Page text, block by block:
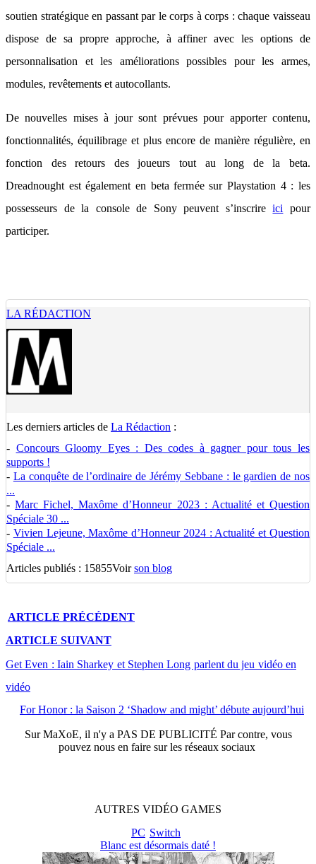
soutien stratégique en passant par le corps à corps : chaque vaisseau
dispose de sa propre approche, à affiner avec les options de
personnalisation et les améliorations possibles pour les armes,
modules, revêtements et autocollants.
De nouvelles mises à jour sont prévues pour apporter contenu,
fonctionnalités, équilibrage et plus encore de manière régulière, en
fonction des retours des joueurs tout au long de la beta.
Dreadnought est également en beta fermée sur Playstation 4 : les
possesseurs de la console de Sony peuvent s’inscrireici pour
participer.
LA RÉDACTION
Les derniers articles de La Rédaction :
- Concours Gloomy Eyes : Des codes à gagner pour tous les
supports !
- La conquête de l’ordinaire de Jérémy Sebbane : le gardien de nos
...
-Marc Fichel, Maxôme d’Honneur 2023 : Actualité et Question
Spéciale 30 ...
- Vivien Lejeune, Maxôme d’Honneur 2024 : Actualité et Question
Spéciale ...
Articles publiés : 15855Voirson blog
ARTICLE PRÉCÉDENT
ARTICLE SUIVANT
Get Even : Iain Sharkey et Stephen Long parlent du jeu vidéo en
vidéo
For Honor : la Saison 2 ‘Shadow and might’ débute aujourd’hui
SurMaXoE, il n'y a PAS DE PUBLICITÉ Par contre, vous
pouvez nous en faire sur les réseaux sociaux
AUTRES VIDÉO GAMES
PC Switch
Blanc est désormais daté !